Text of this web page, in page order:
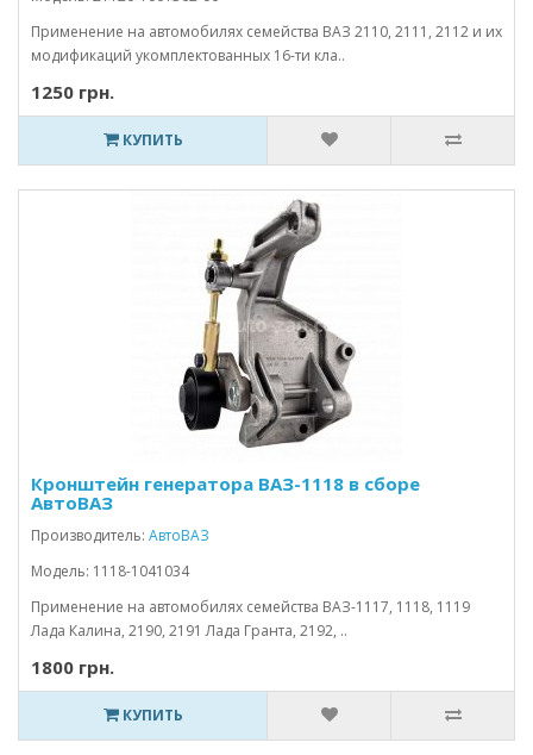
Применение на автомобилях семейства ВАЗ 2110, 2111, 2112 и их
модификаций укомплектованных 16-ти кла..
1250 грн.
КУПИТЬ
Кронштейн генератора ВАЗ-1118 в сборе
АвтоВАЗ
Производитель: АвтоВАЗ
Модель: 1118-1041034
Применение на автомобилях семейства ВАЗ-1117, 1118, 1119
Лада Калина, 2190, 2191 Лада Гранта, 2192, ..
1800 грн.
КУПИТЬ